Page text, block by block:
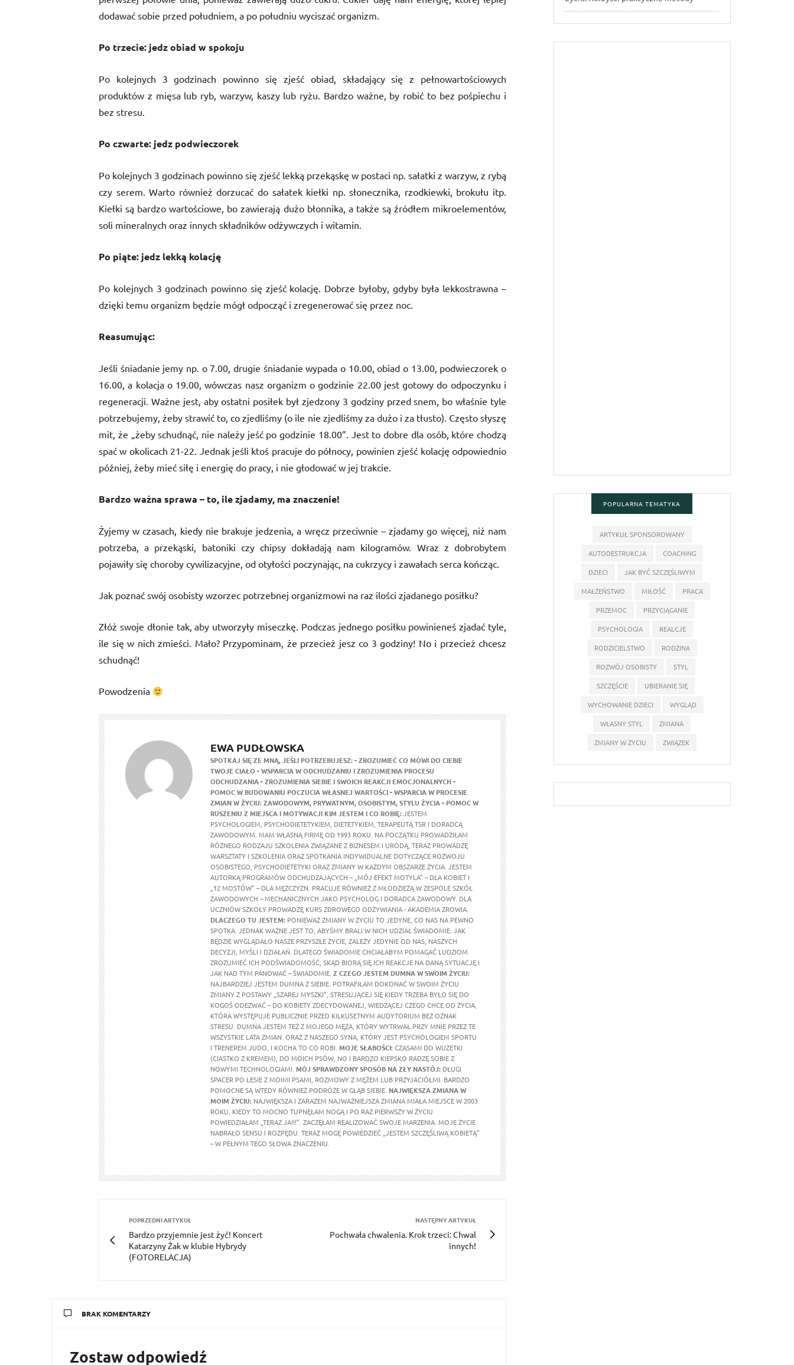
dodawać sobie przed południem, a po południu wyciszać organizm.
Po trzecie: jedz obiad w spokoju
Po kolejnych 3 godzinach powinno się zjeść obiad, składający się z pełnowartościowych
produktów z mięsa lub ryb, warzyw, kaszy lub ryżu. Bardzo ważne, by robić to bez pośpiechu i
bez stresu.
Po czwarte: jedz podwieczorek
Po kolejnych 3 godzinach powinno się zjeść lekką przekąskę w postaci np. sałatki z warzyw, z rybą
czy serem. Warto również dorzucać do sałatek kiełki np. słonecznika, rzodkiewki, brokułu itp.
Kiełki są bardzo wartościowe, bo zawierają dużo błonnika, a także są źródłem mikroelementów,
soli mineralnych oraz innych składników odżywczych i witamin.
Po piąte: jedz lekką kolację
Po kolejnych 3 godzinach powinno się zjeść kolację. Dobrze byłoby, gdyby była lekkostrawna –
dzięki temu organizm będzie mógł odpocząć i zregenerować się przez noc.
Reasumując:
Jeśli śniadanie jemy np. o 7.00, drugie śniadanie wypada o 10.00, obiad o 13.00, podwieczorek o
16.00, a kolacja o 19.00, wówczas nasz organizm o godzinie 22.00 jest gotowy do odpoczynku i
regeneracji. Ważne jest, aby ostatni posiłek był zjedzony 3 godziny przed snem, bo właśnie tyle
potrzebujemy, żeby strawić to, co zjedliśmy (o ile nie zjedliśmy za dużo i za tłusto). Często słyszę
mit, że „żeby schudnąć, nie należy jeść po godzinie 18.00”. Jest to dobre dla osób, które chodzą
spać w okolicach 21-22. Jednak jeśli ktoś pracuje do północy, powinien zjeść kolację odpowiednio
później, żeby mieć siłę i energię do pracy, i nie głodować w jej trakcie.
Bardzo ważna sprawa – to, ile zjadamy, ma znaczenie!
Żyjemy w czasach, kiedy nie brakuje jedzenia, a wręcz przeciwnie – zjadamy go więcej, niż nam
potrzeba, a przekąski, batoniki czy chipsy dokładają nam kilogramów. Wraz z dobrobytem
pojawiły się choroby cywilizacyjne, od otyłości poczynając, na cukrzycy i zawałach serca kończąc.
Jak poznać swój osobisty wzorzec potrzebnej organizmowi na raz ilości zjadanego posiłku?
Złóż swoje dłonie tak, aby utworzyły miseczkę. Podczas jednego posiłku powinieneś zjadać tyle,
ile się w nich zmieści. Mało? Przypominam, że przecież jesz co 3 godziny! No i przecież chcesz
schudnąć!
Powodzenia
EWA PUDŁOWSKA
SPOTKAJ SIĘ ZE MNĄ, JEŚLI POTRZEBUJESZ:- ZROZUMIEĆ CO MÓWI DO CIEBIE
TWOJE CIAŁO - WSPARCIA W ODCHUDZANIU I ZROZUMIENIA PROCESU
ODCHUDZANIA- ZROZUMIENIA SIEBIE I SWOICH REAKCJI EMOCJONALNYCH-
POMOC W BUDOWANIU POCZUCIA WŁASNEJ WARTOŚCI- WSPARCIA W PROCESIE
ZMIAN W ŻYCIU: ZAWODOWYM, PRYWATNYM, OSOBISTYM, STYLU ŻYCIA- POMOC W
RUSZENIU Z MIEJSCA I MOTYWACJI KIM JESTEM I CO ROBIĘ:JESTEM
PSYCHOLOGIEM, PSYCHODIETETYKIEM, DIETETYKIEM, TERAPEUTĄ TSR I DORADCĄ
ZAWODOWYM. MAM WŁASNĄ FIRMĘ OD 1993 ROKU. NA POCZĄTKU PROWADZIŁAM
RÓŻNEGO RODZAJU SZKOLENIA ZWIĄZANE Z BIZNESEM I URODĄ, TERAZ PROWADZĘ
WARSZTATY I SZKOLENIA ORAZ SPOTKANIA INDYWIDUALNE DOTYCZĄCE ROZWOJU
OSOBISTEGO, PSYCHODIETETYKI ORAZ ZMIANY W KAŻDYM OBSZARZE ŻYCIA. JESTEM
AUTORKĄ PROGRAMÓW ODCHUDZAJĄCYCH – „MÓJ EFEKT MOTYLA” – DLA KOBIET I
„12 MOSTÓW” – DLA MĘŻCZYZN. PRACUJE RÓWNIEŻ Z MŁODZIEŻĄ W ZESPOLE SZKÓŁ
ZAWODOWYCH – MECHANICZNYCH JAKO PSYCHOLOG I DORADCA ZAWODOWY. DLA
UCZNIÓW SZKOŁY PROWADZĘ KURS ZDROWEGO ODŻYWIANIA - AKADEMIA ZROWIA.
DLACZEGO TU JESTEM: PONIEWAŻ ZMIANY W ŻYCIU TO JEDYNE, CO NAS NA PEWNO
SPOTKA. JEDNAK WAŻNE JEST TO, ABYŚMY BRALI W NICH UDZIAŁ ŚWIADOMIE. JAK
BĘDZIE WYGLĄDAŁO NASZE PRZYSZŁE ŻYCIE, ZALEŻY JEDYNIE OD NAS, NASZYCH
DECYZJI, MYŚLI I DZIAŁAŃ. DLATEGO ŚWIADOMIE CHCIAŁABYM POMAGAĆ LUDZIOM
ZROZUMIEĆ ICH PODŚWIADOMOŚĆ, SKĄD BIORĄ SIĘ ICH REAKCJE NA DANĄ SYTUACJĘ I
JAK NAD TYM PANOWAĆ – ŚWIADOMIE. Z CZEGO JESTEM DUMNA W SWOIM ŻYCIU:
NAJBARDZIEJ JESTEM DUMNA Z SIEBIE. POTRAFIŁAM DOKONAĆ W SWOIM ŻYCIU
ZMIANY Z POSTAWY „SZAREJ MYSZKI”, STRESUJĄCEJ SIĘ KIEDY TRZEBA BYŁO SIĘ DO
KOGOŚ ODEZWAĆ – DO KOBIETY ZDECYDOWANEJ, WIEDZĄCEJ CZEGO CHCE OD ŻYCIA,
KTÓRA WYSTĘPUJE PUBLICZNIE PRZED KILKUSETNYM AUDYTORIUM BEZ OZNAK
STRESU. DUMNA JESTEM TEŻ Z MOJEGO MĘŻA, KTÓRY WYTRWAŁ PRZY MNIE PRZEZ TE
WSZYSTKIE LATA ZMIAN. ORAZ Z NASZEGO SYNA, KTÓRY JEST PSYCHOLOGIEM SPORTU
I TRENEREM JUDO, I KOCHA TO CO ROBI. MOJE SŁABOŚCI:CZASAMI DO WUZETKI
(CIASTKO Z KREMEM), DO MOICH PSÓW, NO I BARDZO KIEPSKO RADZĘ SOBIE Z
NOWYMI TECHNOLOGIAMI. MÓJ SPRAWDZONY SPOSÓB NA ZŁY NASTÓJ: DŁUGI
SPACER PO LESIE Z MOIMI PSAMI, ROZMOWY Z MĘŻEM LUB PRZYJACIÓŁMI. BARDZO
POMOCNE SĄ WTEDY RÓWNIEŻ PODRÓŻE W GŁĄB SIEBIE. NAJWIĘKSZA ZMIANA W
MOIM ŻYCIU: NAJWIĘKSZA I ZARAZEM NAJWAŻNIEJSZA ZMIANA MIAŁA MIEJSCE W 2003
ROKU, KIEDY TO MOCNO TUPNĘŁAM NOGĄ I PO RAZ PIERWSZY W ŻYCIU
POWIEDZIAŁAM „TERAZ JA!!!”. ZACZĘŁAM REALIZOWAĆ SWOJE MARZENIA. MOJE ŻYCIE
NABRAŁO SENSU I ROZPĘDU. TERAZ MOGĘ POWIEDZIEĆ „JESTEM SZCZĘŚLIWĄ KOBIETĄ”
– W PEŁNYM TEGO SŁOWA ZNACZENIU.
POPRZEDNI ARTYKUŁ
Bardzo przyjemnie jest żyć! Koncert
Katarzyny Żak w klubie Hybrydy
(FOTORELACJA)
NASTĘPNY ARTYKUŁ
Pochwała chwalenia. Krok trzeci: Chwal
innych!
BRAK KOMENTARZY
Zostaw odpowiedź
POPULARNA TEMATYKA
ARTYKUŁ SPONSOROWANY
AUTODESTRUKCJA
COACHING
DZIECI
JAK BYĆ SZCZĘŚLIWYM
MAŁŻEŃSTWO
MIŁOŚĆ
PRACA
PRZEMOC
PRZYCIĄGANIE
PSYCHOLOGIA
REALCJE
RODZICIELSTWO
RODZINA
ROZWÓJ OSOBISTY
STYL
SZCZĘŚCIE
UBIERANIE SIĘ
WYCHOWANIE DZIECI
WYGLĄD
WŁASNY STYL
ZMIANA
ZMIANY W ŻYCIU
ZWIĄZEK